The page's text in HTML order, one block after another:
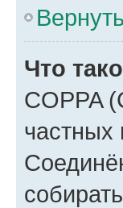
Что
COPPA
частных